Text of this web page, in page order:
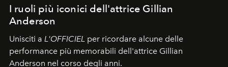
I ruoli più iconici dell'attrice Gillian
Anderson
Unisciti a L'OFFICIEL per ricordare alcune delle
performance più memorabili dell'attrice Gillian
Anderson nel corso degli anni.